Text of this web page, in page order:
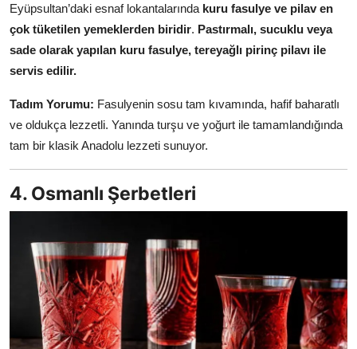
Eyüpsultan’daki esnaf lokantalarında kuru fasulye ve pilav en
çok tüketilen yemeklerden biridir. Pastırmalı, sucuklu veya
sade olarak yapılan kuru fasulye, tereyağlı pirinç pilavı ile
servis edilir.
Tadım Yorumu: Fasulyenin sosu tam kıvamında, hafif baharatlı
ve oldukça lezzetli. Yanında turşu ve yoğurt ile tamamlandığında
tam bir klasik Anadolu lezzeti sunuyor.
4. Osmanlı Şerbetleri